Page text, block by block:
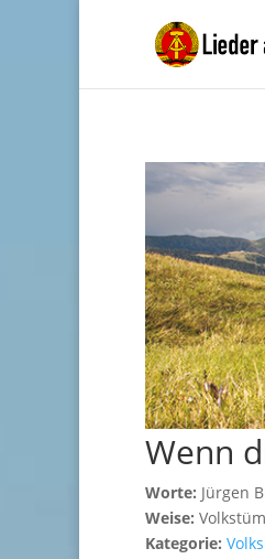
Wenn
Worte: Jürgen
Weise:
Kategorie: